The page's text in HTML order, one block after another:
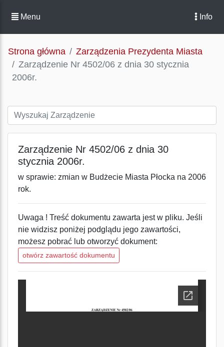
Menu Info
Strona główna
Zarządzenia Prezydenta Miasta
Zarządzenie Nr 4502/06 z dnia 30 stycznia
2006r.
Zarządzenie Nr 4502/06 z dnia 30
stycznia 2006r.
w sprawie: zmian w Budżecie Miasta Płocka na 2006
rok.
Uwaga ! Treść dokumentu zawarta jest w pliku. Jeśli
nie widzisz poniżej podglądu jego zawartości,
możesz pobrać lub otworzyć dokument:
otwórz zawartość dokumentu